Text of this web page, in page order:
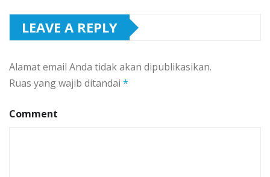
LEAVE A REPLY
Alamat email Anda tidak akan dipublikasikan.
Ruas yang wajib ditandai *
Comment